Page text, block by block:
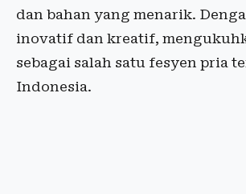
dan bahan yang menarik.
inovatif dan kreatif,
sebagai salah satu fesyen pria
Indonesia.